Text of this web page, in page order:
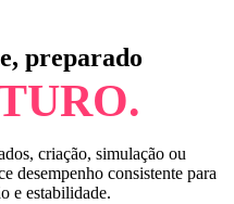
preparado
criação, simulação ou
desempenho consistente para
e estabilidade.